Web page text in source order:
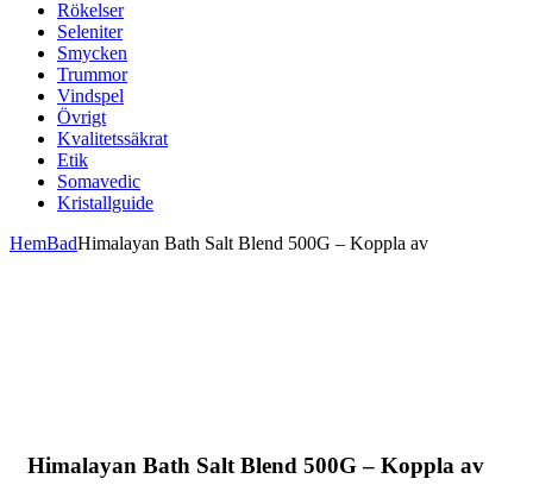
Rökelser
Seleniter
Smycken
Trummor
Vindspel
Övrigt
Kvalitetssäkrat
Etik
Somavedic
Kristallguide
HemBadHimalayan Bath Salt Blend 500G – Koppla av
Himalayan Bath Salt Blend 500G – Koppla av